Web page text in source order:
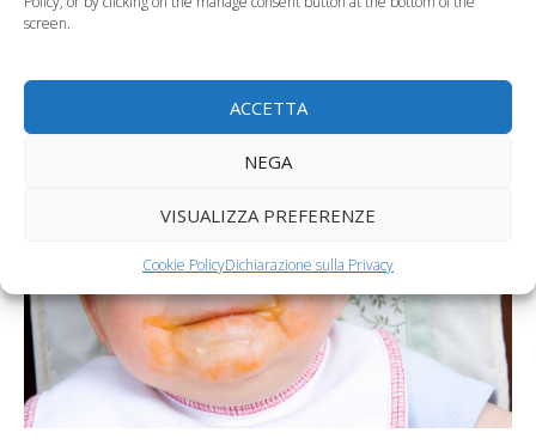
screen.
ACCETTA
NEGA
VISUALIZZA PREFERENZE
Cookie PolicyDichiarazione sulla Privacy
Come preparare la prima
pappa